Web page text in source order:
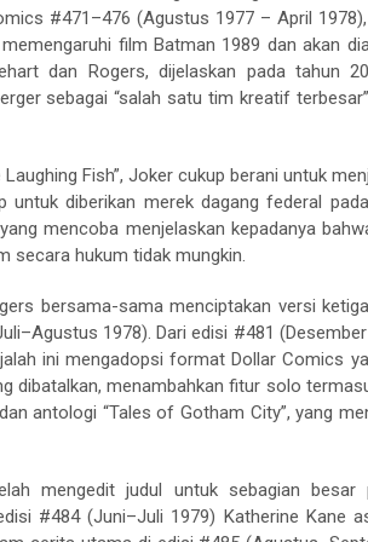
#471–476 (Agustus 1977 – April
film Batman 1989 dan akan
dan Rogers, dijelaskan pada tahun
sebagai “salah satu tim kreatif
Fish”, Joker cukup berani untuk
untuk diberikan merek dagang federal
mencoba menjelaskan kepadanya
secara hukum tidak mungkin.
bersama-sama menciptakan versi
1978). Dari edisi #481
ini mengadopsi format Dollar Comics
dibatalkan, menambahkan fitur solo
dan antologi “Tales of Gotham City”, yang
mengedit judul untuk sebagian besar
#484 (Juni–Juli 1979) Katherine Kane